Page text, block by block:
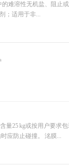
难溶性无机盐、阻止
；适用于非...
量25 kg或按用户要求
应防止碰撞。 洺膜...